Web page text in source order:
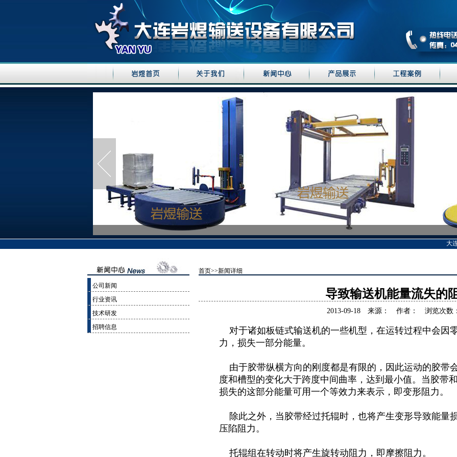
大
公司新闻
行业资讯
技术研发
招聘信息
首页>>新闻详细
导致输送机能量流失的
2013-09-18 来源： 作者： 浏览次数
对于诸如板链式输送机的一些机型，在运转过程中会因
力，损失一部分能量。
由于胶带纵横方向的刚度都是有限的，因此运动的胶带
度和槽型的变化大于跨度中间曲率，达到最小值。当胶带
损失的这部分能量可用一个等效力来表示，即变形阻力。
除此之外，当胶带经过托辊时，也将产生变形导致能量
压陷阻力。
托辊组在转动时将产生旋转动阻力，即摩擦阻力。